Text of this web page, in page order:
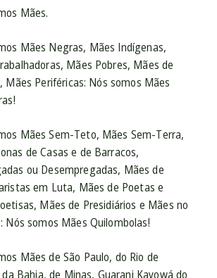
Mães.
Mães Negras, Mães Indígenas,
Mães Pobres, Mães de
Mães Periféricas: Nós somos Mães
Mães Sem-Teto, Mães Sem-Terra,
de Casas e de Barracos,
ou Desempregadas, Mães de
em Luta, Mães de Poetas e
Mães de Presidiários e Mães no
Nós somos Mães Quilombolas!
Mães de São Paulo, do Rio de
da Bahia, de Minas, Guarani Kayowá do